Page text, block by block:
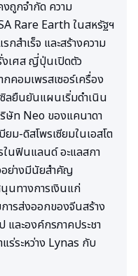
งถูกจำกัด ความ
Rare Earth ในสหรัฐฯ
สำเร็จ และสร้างความ
เศส ญี่ปุ่นเปิดตัว
กคอมเพรสเซอร์เครื่อง
ลยืนยันแผนเริ่มดำเนิน
ษัท Neo ของแคนาดา
ยม-ดิสโพรเซียมในเอสโต
นฟินแลนด์ อะแลสกา
ย่างมีนัยสำคัญ
นทางการเงินแก่
ารส่งออกของจีนสร้าง
และองค์กรภาคประชา
ร่ระหว่าง Lynas กับ